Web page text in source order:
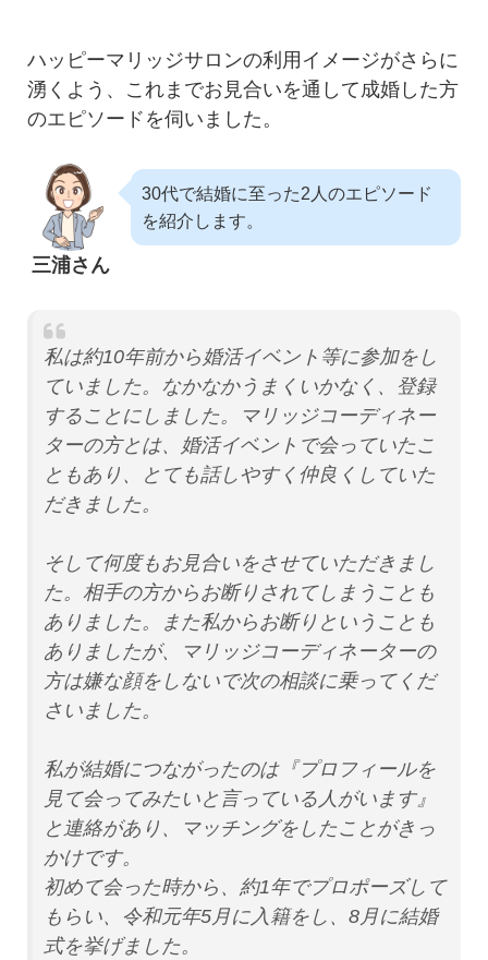
ハッピーマリッジサロンの利用イメージがさらに
湧くよう、これまでお見合いを通して成婚した方
のエピソードを伺いました。
三浦さん
30代で結婚に至った2人のエピソード
を紹介します。
私は約10年前から婚活イベント等に参加をし
ていました。なかなかうまくいかなく、登録
することにしました。マリッジコーディネー
ターの方とは、婚活イベントで会っていたこ
ともあり、とても話しやすく仲良くしていた
だきました。
そして何度もお見合いをさせていただきまし
た。相手の方からお断りされてしまうことも
ありました。また私からお断りということも
ありましたが、マリッジコーディネーターの
方は嫌な顔をしないで次の相談に乗ってくだ
さいました。
私が結婚につながったのは『プロフィールを
見て会ってみたいと言っている人がいます』
と連絡があり、マッチングをしたことがきっ
かけです。
初めて会った時から、約1年でプロポーズして
もらい、令和元年5月に入籍をし、8月に結婚
式を挙げました。